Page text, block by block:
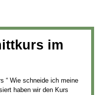
im
“ Wie schneide ich meine
haben wir den Kurs